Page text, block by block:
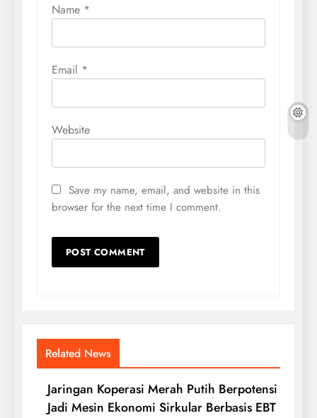
Name *
Email *
Website
Save my name, email, and website in this
browser for the next time I comment.
Related News
Jaringan Koperasi Merah Putih Berpotensi
Jadi Mesin Ekonomi Sirkular Berbasis EBT